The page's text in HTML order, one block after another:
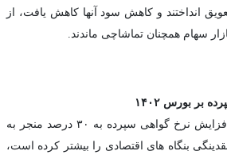
انداختند و کاهش سود آنها کاهش یافت، از
سهام همچنان تماشاچی ماندند.
بر بورس ۱۴۰۲
نیکواقبال با تاکید بر اینکه افزایش نرخ گواهی سپرده به ۳۰ درصد منجر به
بنگاه های اقتصادی را بیشتر کرده است،